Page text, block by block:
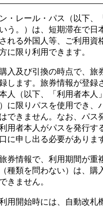
・レール・パス（以下、
う。）は、短期滞在で日
れる外国人等、ご利用資
に限り利用できます。
入及び引換の時点で、旅
します。旅券情報が登録
人（以下、「利用者本人
に限りパスを使用でき、
できません。なお、パス
用者本人がパスを発行す
に申し出る必要がありま
券情報で、利用期間が重
種類を問わない）は、購
きません。
用開始時には、自動改札